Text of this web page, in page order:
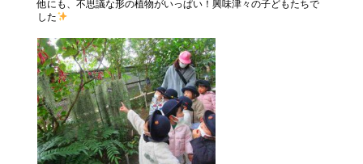
他にも、不思議な形の植物がいっぱい！興味津々の子どもたちで
した